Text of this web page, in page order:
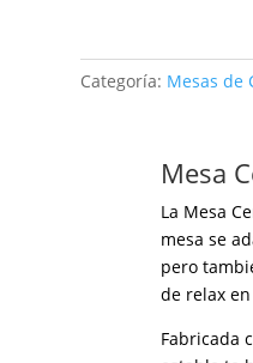
Categoría: Mesas de
Mesa
La Mesa
mesa se
pero
de relax
Fabricada